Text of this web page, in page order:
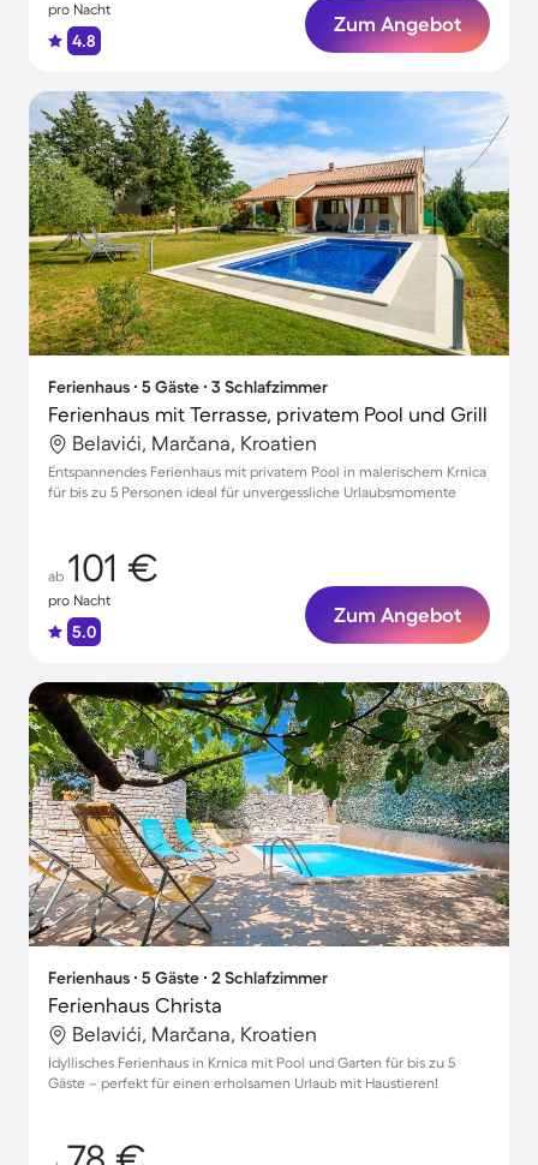
pro Nacht
4.8
Zum Angebot
Ferienhaus ∙ 5 Gäste ∙ 3 Schlafzimmer
Ferienhaus mit Terrasse, privatem Pool und Grill
Belavići, Marčana, Kroatien
Entspannendes Ferienhaus mit privatem Pool in malerischem Krnica
für bis zu 5 Personen ideal für unvergessliche Urlaubsmomente
ab 101 €
pro Nacht
5.0
Zum Angebot
Ferienhaus ∙ 5 Gäste ∙ 2 Schlafzimmer
Ferienhaus Christa
Belavići, Marčana, Kroatien
Idyllisches Ferienhaus in Krnica mit Pool und Garten für bis zu 5
Gäste – perfekt für einen erholsamen Urlaub mit Haustieren!